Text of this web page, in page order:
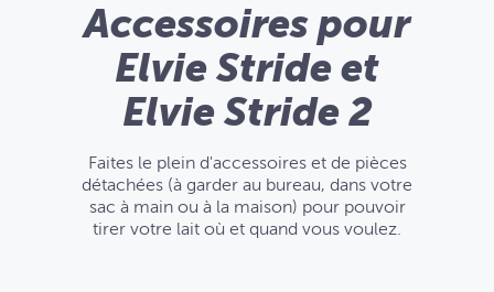
Accessoires pour
Elvie Stride et
Elvie Stride 2
Faites le plein d'accessoires et de pièces
détachées (à garder au bureau, dans votre
sac à main ou à la maison) pour pouvoir
tirer votre lait où et quand vous voulez.